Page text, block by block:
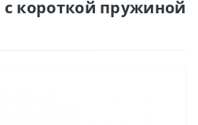
короткой пружиной